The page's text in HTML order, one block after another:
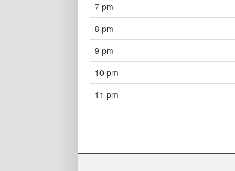
7 pm
8 pm
9 pm
10 pm
11 pm